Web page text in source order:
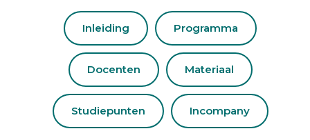
Inleiding Programma
Docenten Materiaal
Studiepunten Incompany